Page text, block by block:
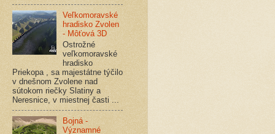
Veľkomoravské
hradisko Zvolen
- Môťová 3D
Ostrožné
veľkomoravské
hradisko
Priekopa , sa majestátne týčilo
v dnešnom Zvolene nad
sútokom riečky Slatiny a
Neresnice, v miestnej časti ...
Bojná -
Významné